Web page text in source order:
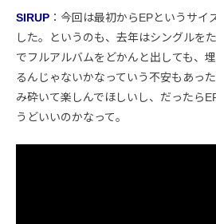
SIRUP ：今回は最初からEPというサイ
した。というのも、去年はシングルを
でフルアルバムをどかんと出しても、
るんじゃないかなっていう不安もあっ
み砕いて楽しんでほしいし、だったら
うどいいのかなって。